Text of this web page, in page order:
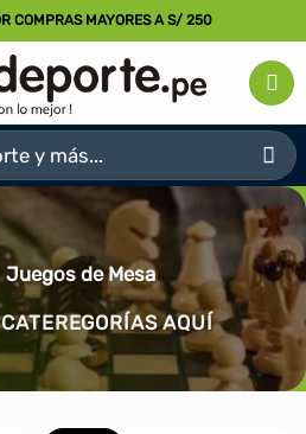
COMPRAS MAYORES A S/ 250
Juegos de Mesa
AQUÍ